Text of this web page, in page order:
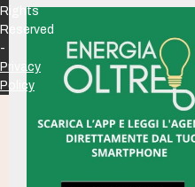
Rights
Reserved
-
Privacy
Policy